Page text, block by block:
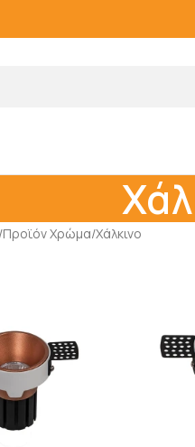
Προϊόν Χρώμα Χάλκινο